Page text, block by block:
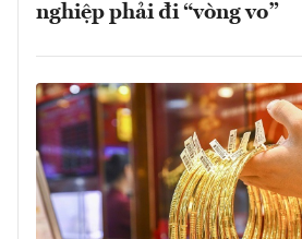
nghiệp phải đi “vòng vo”